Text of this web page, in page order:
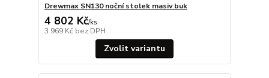
Drewmax SN130 noční stolek masiv buk
4 802 Kč/ks
3 969 Kč bez DPH
Zvolit variantu